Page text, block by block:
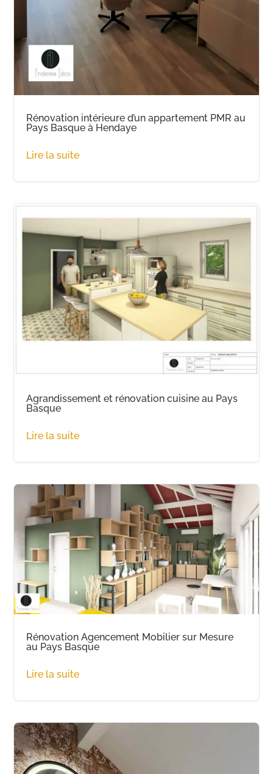
Rénovation intérieure d’un appartement PMR au
Pays Basque à Hendaye
Lire la suite
Agrandissement et rénovation cuisine au Pays
Basque
Lire la suite
Rénovation Agencement Mobilier sur Mesure
au Pays Basque
Lire la suite